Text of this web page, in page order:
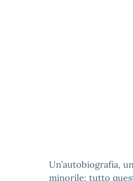
Un’autobiografia,
minorile: tutto